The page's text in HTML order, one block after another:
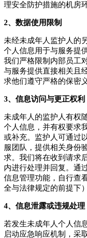
理安全防护措施的机房
2、数据使用限制
未经未成年人监护人的
个人信息用于与服务提
我们严格限制内部员工
与服务提供直接相关且
求他们遵守严格的保密义
3、信息访问与更正权利
未成年人的监护人有权
个人信息，并有权要求
或补充。监护人可通过
服团队，提供相关身份
求。我们将在收到请求
内进行处理并回复。通
信息管理功能，自行查
全与法律规定的前提下）
4、信息泄露或违规处理
若发生未成年人个人信
启动应急响应机制，采